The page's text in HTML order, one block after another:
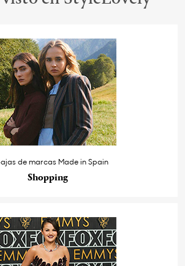
de marcas Made in Spain
Shopping